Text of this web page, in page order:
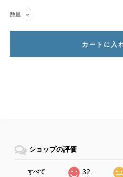
数量
ショップの評価
すべて 32